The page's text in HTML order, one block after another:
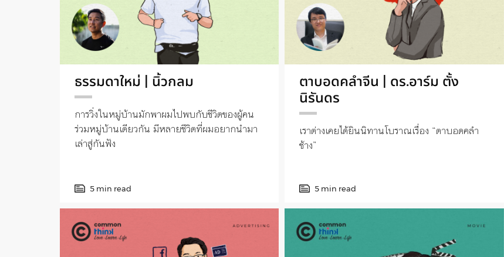
ธรรมดาใหม่ | นิ้วกลม
การวิ่งในหมู่บ้านมักพาผมไปพบกับชีวิตของผู้คน
ร่วมหมู่บ้านเดียวกัน มีหลายชีวิตที่ผมอยากนำมา
เล่าสู่กันฟัง
5 min read
ตาบอดคลำจีน | ดร.อาร์ม ตั้ง
นิรันดร
เราต่างเคยได้ยินนิทานโบราณเรื่อง “ตาบอดคลำ
ช้าง”
5 min read